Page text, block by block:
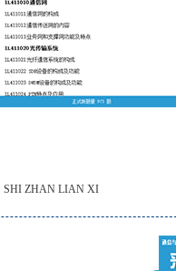
SHI ZHAN LIAN XI